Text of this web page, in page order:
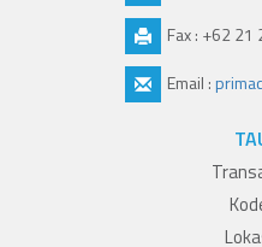
Fax : +62
Email :